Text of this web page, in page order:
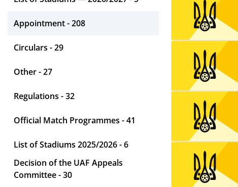
Appointment - 208
Circulars - 29
Other - 27
Regulations - 32
Official Match Programmes - 41
List of Stadiums 2025/2026 - 6
Decision of the UAF Appeals
Committee - 30